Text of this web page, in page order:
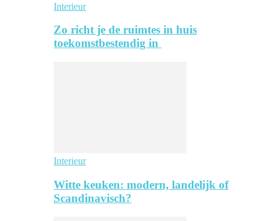
Interieur
Zo richt je de ruimtes in huis
toekomstbestendig in
Interieur
Witte keuken: modern, landelijk of
Scandinavisch?